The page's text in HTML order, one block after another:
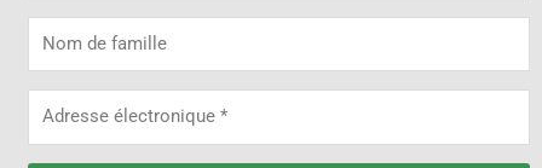
de
électronique